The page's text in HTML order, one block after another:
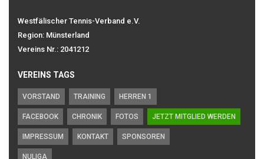
Westfälischer Tennis-Verband e.V.
Region: Münsterland
Vereins Nr.: 2041212
VEREINS TAGS
VORSTAND TRAINING HERREN 1
FACEBOOK CHRONIK FOTOS JETZT MITGLIED WERDEN
IMPRESSUM KONTAKT SPONSOREN
NULIGA